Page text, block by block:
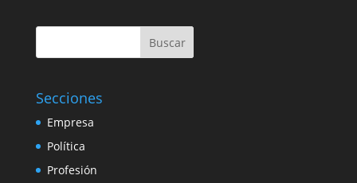
Buscar
Secciones
Empresa
Política
Profesión